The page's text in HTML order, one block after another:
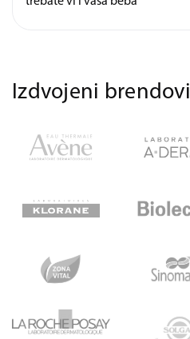
Izdvojeni brendovi